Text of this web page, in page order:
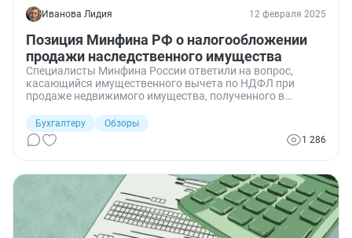
Иванова Лидия 12 февраля 2025
Позиция Минфина РФ о налогообложении
продажи наследственного имущества
Специалисты Минфина России ответили на вопрос,
касающийся имущественного вычета по НДФЛ при
продаже недвижимого имущества, полученного в
Бухгалтеру
Обзоры
1 286